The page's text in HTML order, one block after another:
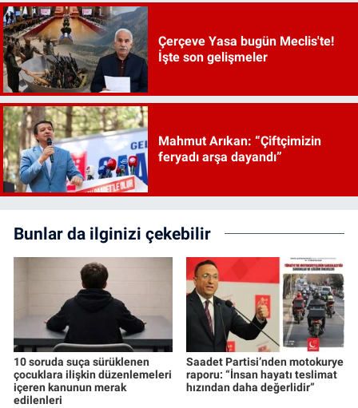
Çerçeve Yasa bugün Meclis'te!
İşte son gelişmeler
Mahmut Arıkan: “Çiftçimizin
feryadı arşa dayandı”
Bunlar da ilginizi çekebilir
10 soruda suça sürüklenen
çocuklara ilişkin düzenlemeleri
içeren kanunun merak
edilenleri
Saadet Partisi’nden motokurye
raporu: “İnsan hayatı teslimat
hızından daha değerlidir”